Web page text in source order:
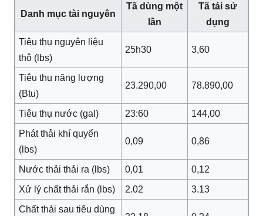
Danh mục tài nguyên
Tã dùng một
lần
Tã tái sử
dụng
Tiêu thụ nguyên liệu
thô (lbs)
25h30 3,60
Tiêu thụ năng lượng
(Btu)
23.290,00 78.890,00
Tiêu thụ nước (gal) 23:60
144,00
Phát thải khí quyển
(lbs)
0,09 0,86
Nước thải thải ra (lbs) 0,01
0,12
Xử lý chất thải rắn (lbs)
2.02
3.13
Chất thải sau tiêu dùng